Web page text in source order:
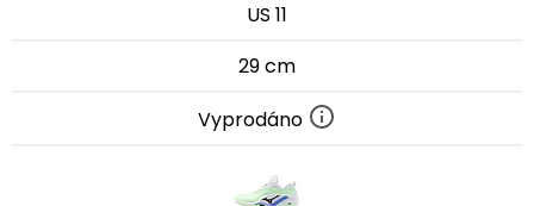
US 11
29 cm
Vyprodáno